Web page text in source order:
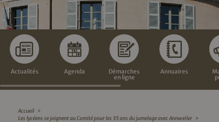
Actualités Agenda
Démarches
en ligne
Annuaires
Accueil >
Les lycéens se joignent au Comité pour les 35 ans du jumelage avec Annweiler >